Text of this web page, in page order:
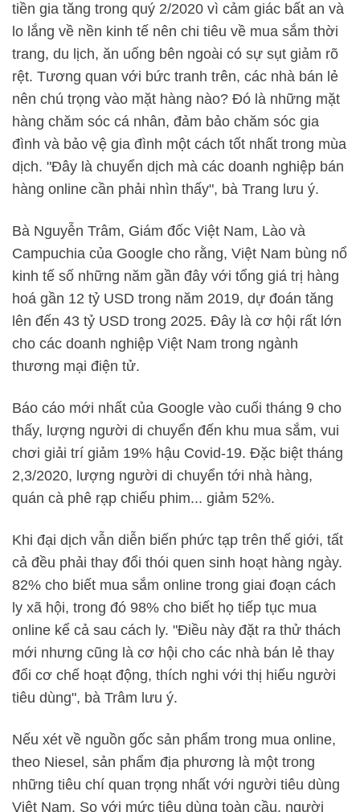
tiền gia tăng trong quý 2/2020 vì cảm giác bất an và
lo lắng về nền kinh tế nên chi tiêu về mua sắm thời
trang, du lịch, ăn uống bên ngoài có sự sụt giảm rõ
rệt. Tương quan với bức tranh trên, các nhà bán lẻ
nên chú trọng vào mặt hàng nào? Đó là những mặt
hàng chăm sóc cá nhân, đảm bảo chăm sóc gia
đình và bảo vệ gia đình một cách tốt nhất trong mùa
dịch. "Đây là chuyển dịch mà các doanh nghiệp bán
hàng online cần phải nhìn thấy", bà Trang lưu ý.
Bà Nguyễn Trâm, Giám đốc Việt Nam, Lào và
Campuchia của Google cho rằng, Việt Nam bùng nổ
kinh tế số những năm gần đây với tổng giá trị hàng
hoá gần 12 tỷ USD trong năm 2019, dự đoán tăng
lên đến 43 tỷ USD trong 2025. Đây là cơ hội rất lớn
cho các doanh nghiệp Việt Nam trong ngành
thương mại điện tử.
Báo cáo mới nhất của Google vào cuối tháng 9 cho
thấy, lượng người di chuyển đến khu mua sắm, vui
chơi giải trí giảm 19% hậu Covid-19. Đặc biệt tháng
2,3/2020, lượng người di chuyển tới nhà hàng,
quán cà phê rạp chiếu phim... giảm 52%.
Khi đại dịch vẫn diễn biến phức tạp trên thế giới, tất
cả đều phải thay đổi thói quen sinh hoạt hàng ngày.
82% cho biết mua sắm online trong giai đoạn cách
ly xã hội, trong đó 98% cho biết họ tiếp tục mua
online kể cả sau cách ly. "Điều này đặt ra thử thách
mới nhưng cũng là cơ hội cho các nhà bán lẻ thay
đổi cơ chế hoạt động, thích nghi với thị hiếu người
tiêu dùng", bà Trâm lưu ý.
Nếu xét về nguồn gốc sản phẩm trong mua online,
theo Niesel, sản phẩm địa phương là một trong
những tiêu chí quan trọng nhất với người tiêu dùng
Việt Nam. So với mức tiêu dùng toàn cầu, người